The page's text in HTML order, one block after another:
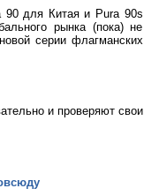
90 для Китая и Pura 90s
рынка (пока) не
серии флагманских
и проверяют свои